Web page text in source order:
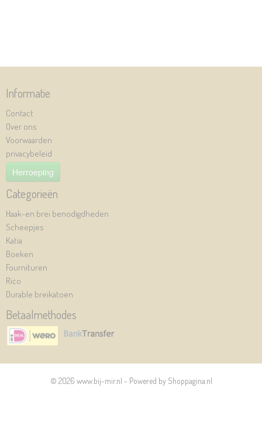
Informatie
Contact
Over ons
Voorwaarden
privacybeleid
Herroeping
Categorieën
Haak-en brei benodigdheden
Scheepjes
Katia
Boeken
Fournituren
Rico
Durable breikatoen
Betaalmethodes
© 2026 www.bij-mir.nl - Powered by Shoppagina.nl